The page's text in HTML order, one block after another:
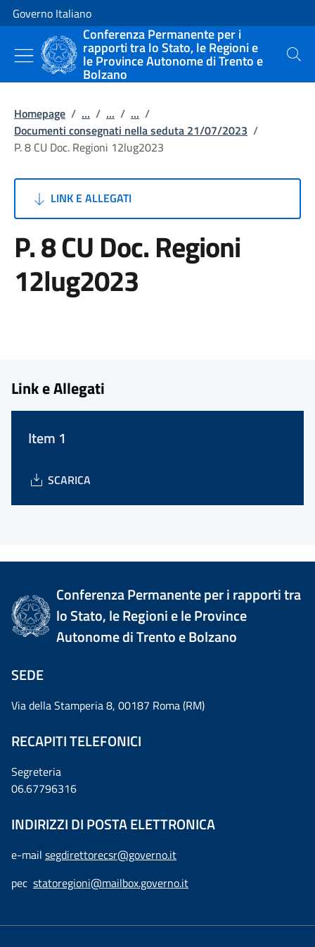
Vai al contenuto
Vai alla navigazione del sito
Governo Italiano
Conferenza Permanente per i
rapporti tra lo Stato, le Regioni e
le Province Autonome di Trento e
Bolzano
Cerca
Homepage / ... / ... / ... /
Documenti consegnati nella seduta 21/07/2023 /
P. 8 CU Doc. Regioni 12lug2023
LINK E ALLEGATI
P. 8 CU Doc. Regioni
12lug2023
Link e Allegati
Item 1
SCARICA
Conferenza Permanente per i rapporti tra
lo Stato, le Regioni e le Province
Autonome di Trento e Bolzano
SEDE
Via della Stamperia 8, 00187 Roma (RM)
RECAPITI TELEFONICI
Segreteria
06.67796316
INDIRIZZI DI POSTA ELETTRONICA
e-mail segdirettorecsr@governo.it
pec statoregioni@mailbox.governo.it